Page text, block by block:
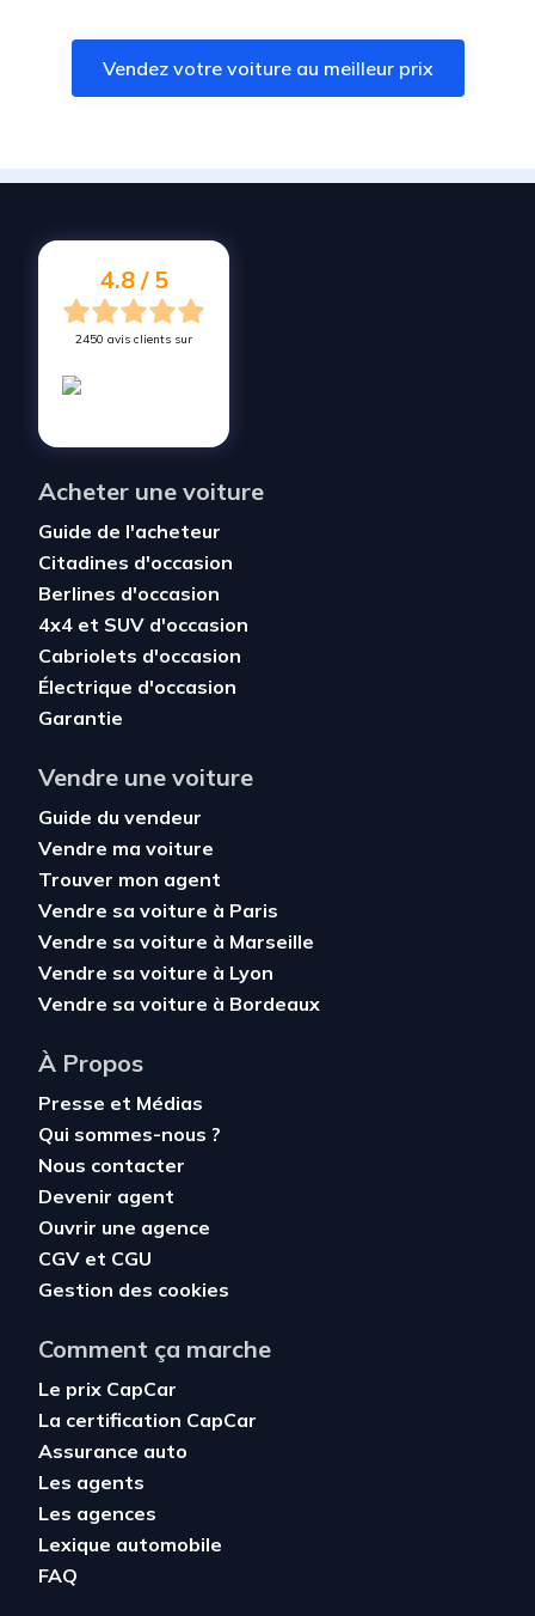
Vendez votre voiture àRoubaix
Vendez votre voiture à Mons-en-Barœul
Vendez votre voiture à
Vendez votre voiture au meilleur prix
4.8 / 5
2450 avis clients sur
Acheter une voiture
Guide de l'acheteur
Citadines d'occasion
Berlines d'occasion
4x4 et SUV d'occasion
Cabriolets d'occasion
Électrique d'occasion
Garantie
Vendre une voiture
Guide du vendeur
Vendre ma voiture
Trouver mon agent
Vendre sa voiture à Paris
Vendre sa voiture à Marseille
Vendre sa voiture à Lyon
Vendre sa voiture à Bordeaux
À Propos
Presse et Médias
Qui sommes-nous ?
Nous contacter
Devenir agent
Ouvrir une agence
CGV et CGU
Gestion des cookies
Comment ça marche
Le prix CapCar
La certification CapCar
Assurance auto
Les agents
Les agences
Lexique automobile
FAQ